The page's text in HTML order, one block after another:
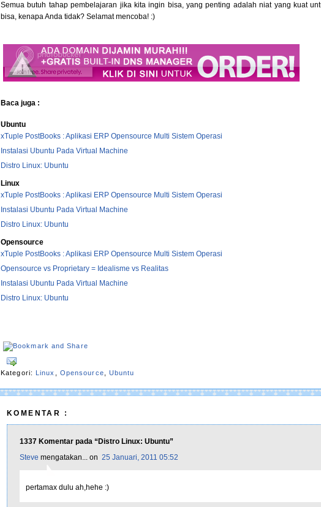
Semua butuh tahap pembelajaran jika kita ingin bisa, yang penting adalah niat yang kuat
bisa, kenapa Anda tidak? Selamat mencoba! :)
Baca juga :
Ubuntu
xTuple PostBooks : Aplikasi ERP Opensource Multi Sistem Operasi
Instalasi Ubuntu Pada Virtual Machine
Distro Linux: Ubuntu
Linux
xTuple PostBooks : Aplikasi ERP Opensource Multi Sistem Operasi
Instalasi Ubuntu Pada Virtual Machine
Distro Linux: Ubuntu
Opensource
xTuple PostBooks : Aplikasi ERP Opensource Multi Sistem Operasi
Opensource vs Proprietary = Idealisme vs Realitas
Instalasi Ubuntu Pada Virtual Machine
Distro Linux: Ubuntu
Kategori: Linux Opensource Ubuntu
KOMENTAR :
1337 Komentar pada “Distro Linux: Ubuntu”
Steve mengatakan... on 25 Januari, 2011 05:52
pertamax dulu ah,hehe :)